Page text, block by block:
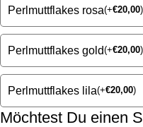
Perlmuttflakes rosa(+€20,00)
Perlmuttflakes gold(+€20,00)
Perlmuttflakes lila(+€20,00)
Möchtest Du einen